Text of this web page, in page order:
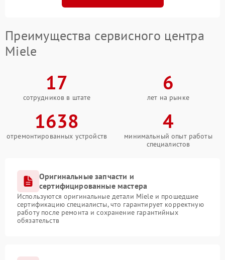
Преимущества сервисного центра
Miele
17
сотрудников в штате
6
лет на рынке
1638
отремонтированных устройств
4
минимальный опыт работы
специалистов
Оригинальные запчасти и
сертифицированные мастера
Используются оригинальные детали Miele и прошедшие
сертификацию специалисты, что гарантирует корректную
работу после ремонта и сохранение гарантийных
обязательств